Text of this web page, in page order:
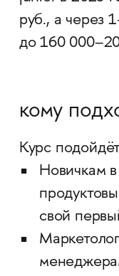
руб., а через
до 160
кому
Курс
Новичкам
свой